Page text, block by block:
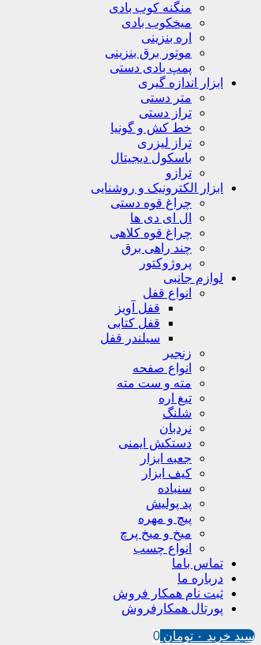
منگنه کوب بادی
میخکوب بادی
اره بنزینی
موتور برق بنزینی
پمپ بادی دستی
ابزار اندازه گیری
متر دستی
تراز دستی
خط کش و گونیا
تراز لیزری
باسکول دیجیتال
ترازو
ابزار الکترونیک و روشنایی
چراغ قوه دستی
ال ای دی ها
چراغ قوه کلاهی
چند راهی برق
پروژوکتور
لوازم جانبی
انواع قفل
قفل آویز
قفل کتابی
سیلندر قفل
زنجیر
انواع صفحه
مته و ست مته
تیغ اره
شلنگ
نردبان
دستکش ایمنی
جعبه ابزار
کیف ابزار
سنباده
پد پولیش
پیچ و مهره
میخ و میخ پرچ
انواع چسب
تماس باما
درباره ما
ثبت نام همکار فروش
پورتال همکارفروش
سبد خرید ۰ تومان 0